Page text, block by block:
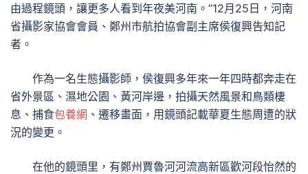
由過程鏡頭，讓更多人看到年夜美河南。”12月25日，河南
省攝影家協會會員、鄭州市航拍協會副主席侯復興告知記
者。
作為一名生態攝影師，侯復興多年來一年四時都奔走在
省外景區、濕地公園、黃河岸邊，拍攝天然風景和鳥類棲
息、捕食包養網 、遷移畫面，用鏡頭記載華夏生態周遭的狀
況的變更。
在他的鏡頭里，有鄭州賈魯河河流高新區歡河段怡然的